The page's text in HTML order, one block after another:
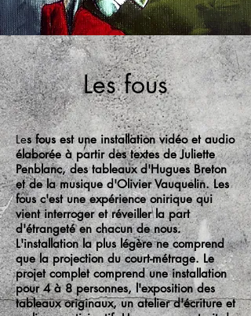
Les fous
Les fous est une installation vidéo et audio
élaborée à partir des textes de Juliette
Penblanc, des tableaux d'Hugues Breton
et de la musique d'Olivier Vauquelin. Les
fous c'est une expérience onirique qui
vient interroger et réveiller la part
d'étrangeté en chacun de nous.
L'installation la plus légère ne comprend
que la projection du court-métrage. Le
projet complet comprend une installation
pour 4 à 8 personnes, l'exposition des
tableaux originaux, un atelier d'écriture et